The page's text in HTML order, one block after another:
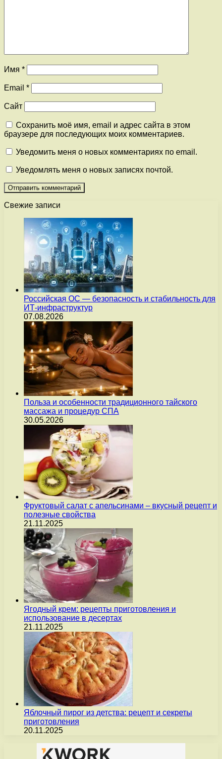
Имя *
Email *
Сайт
Сохранить моё имя, email и адрес сайта в этом
браузере для последующих моих комментариев.
Уведомить меня о новых комментариях по email.
Уведомлять меня о новых записях почтой.
Свежие записи
Российская ОС — безопасность и стабильность для
ИТ-инфраструктур
07.08.2026
Польза и особенности традиционного тайского
массажа и процедур СПА
30.05.2026
Фруктовый салат с апельсинами – вкусный рецепт и
полезные свойства
21.11.2025
Ягодный крем: рецепты приготовления и
использование в десертах
21.11.2025
Яблочный пирог из детства: рецепт и секреты
приготовления
20.11.2025